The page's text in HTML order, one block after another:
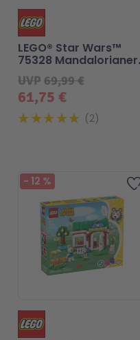
61,75 €
UVP69,99 €
LEGO® Star Wars™
75328 Mandalorianer
Helm
2
- 12 %